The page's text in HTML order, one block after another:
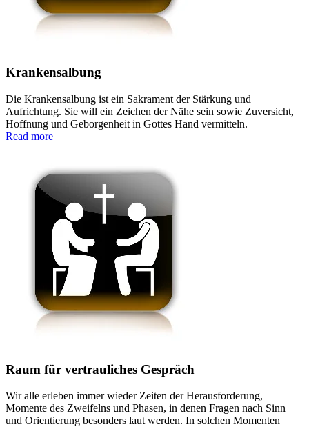
Krankensalbung
Die Krankensalbung ist ein Sakrament der Stärkung und
Aufrichtung. Sie will ein Zeichen der Nähe sein sowie Zuversicht,
Hoffnung und Geborgenheit in Gottes Hand vermitteln.
Read more
Raum für vertrauliches Gespräch
Wir alle erleben immer wieder Zeiten der Herausforderung,
Momente des Zweifelns und Phasen, in denen Fragen nach Sinn
und Orientierung besonders laut werden. In solchen Momenten